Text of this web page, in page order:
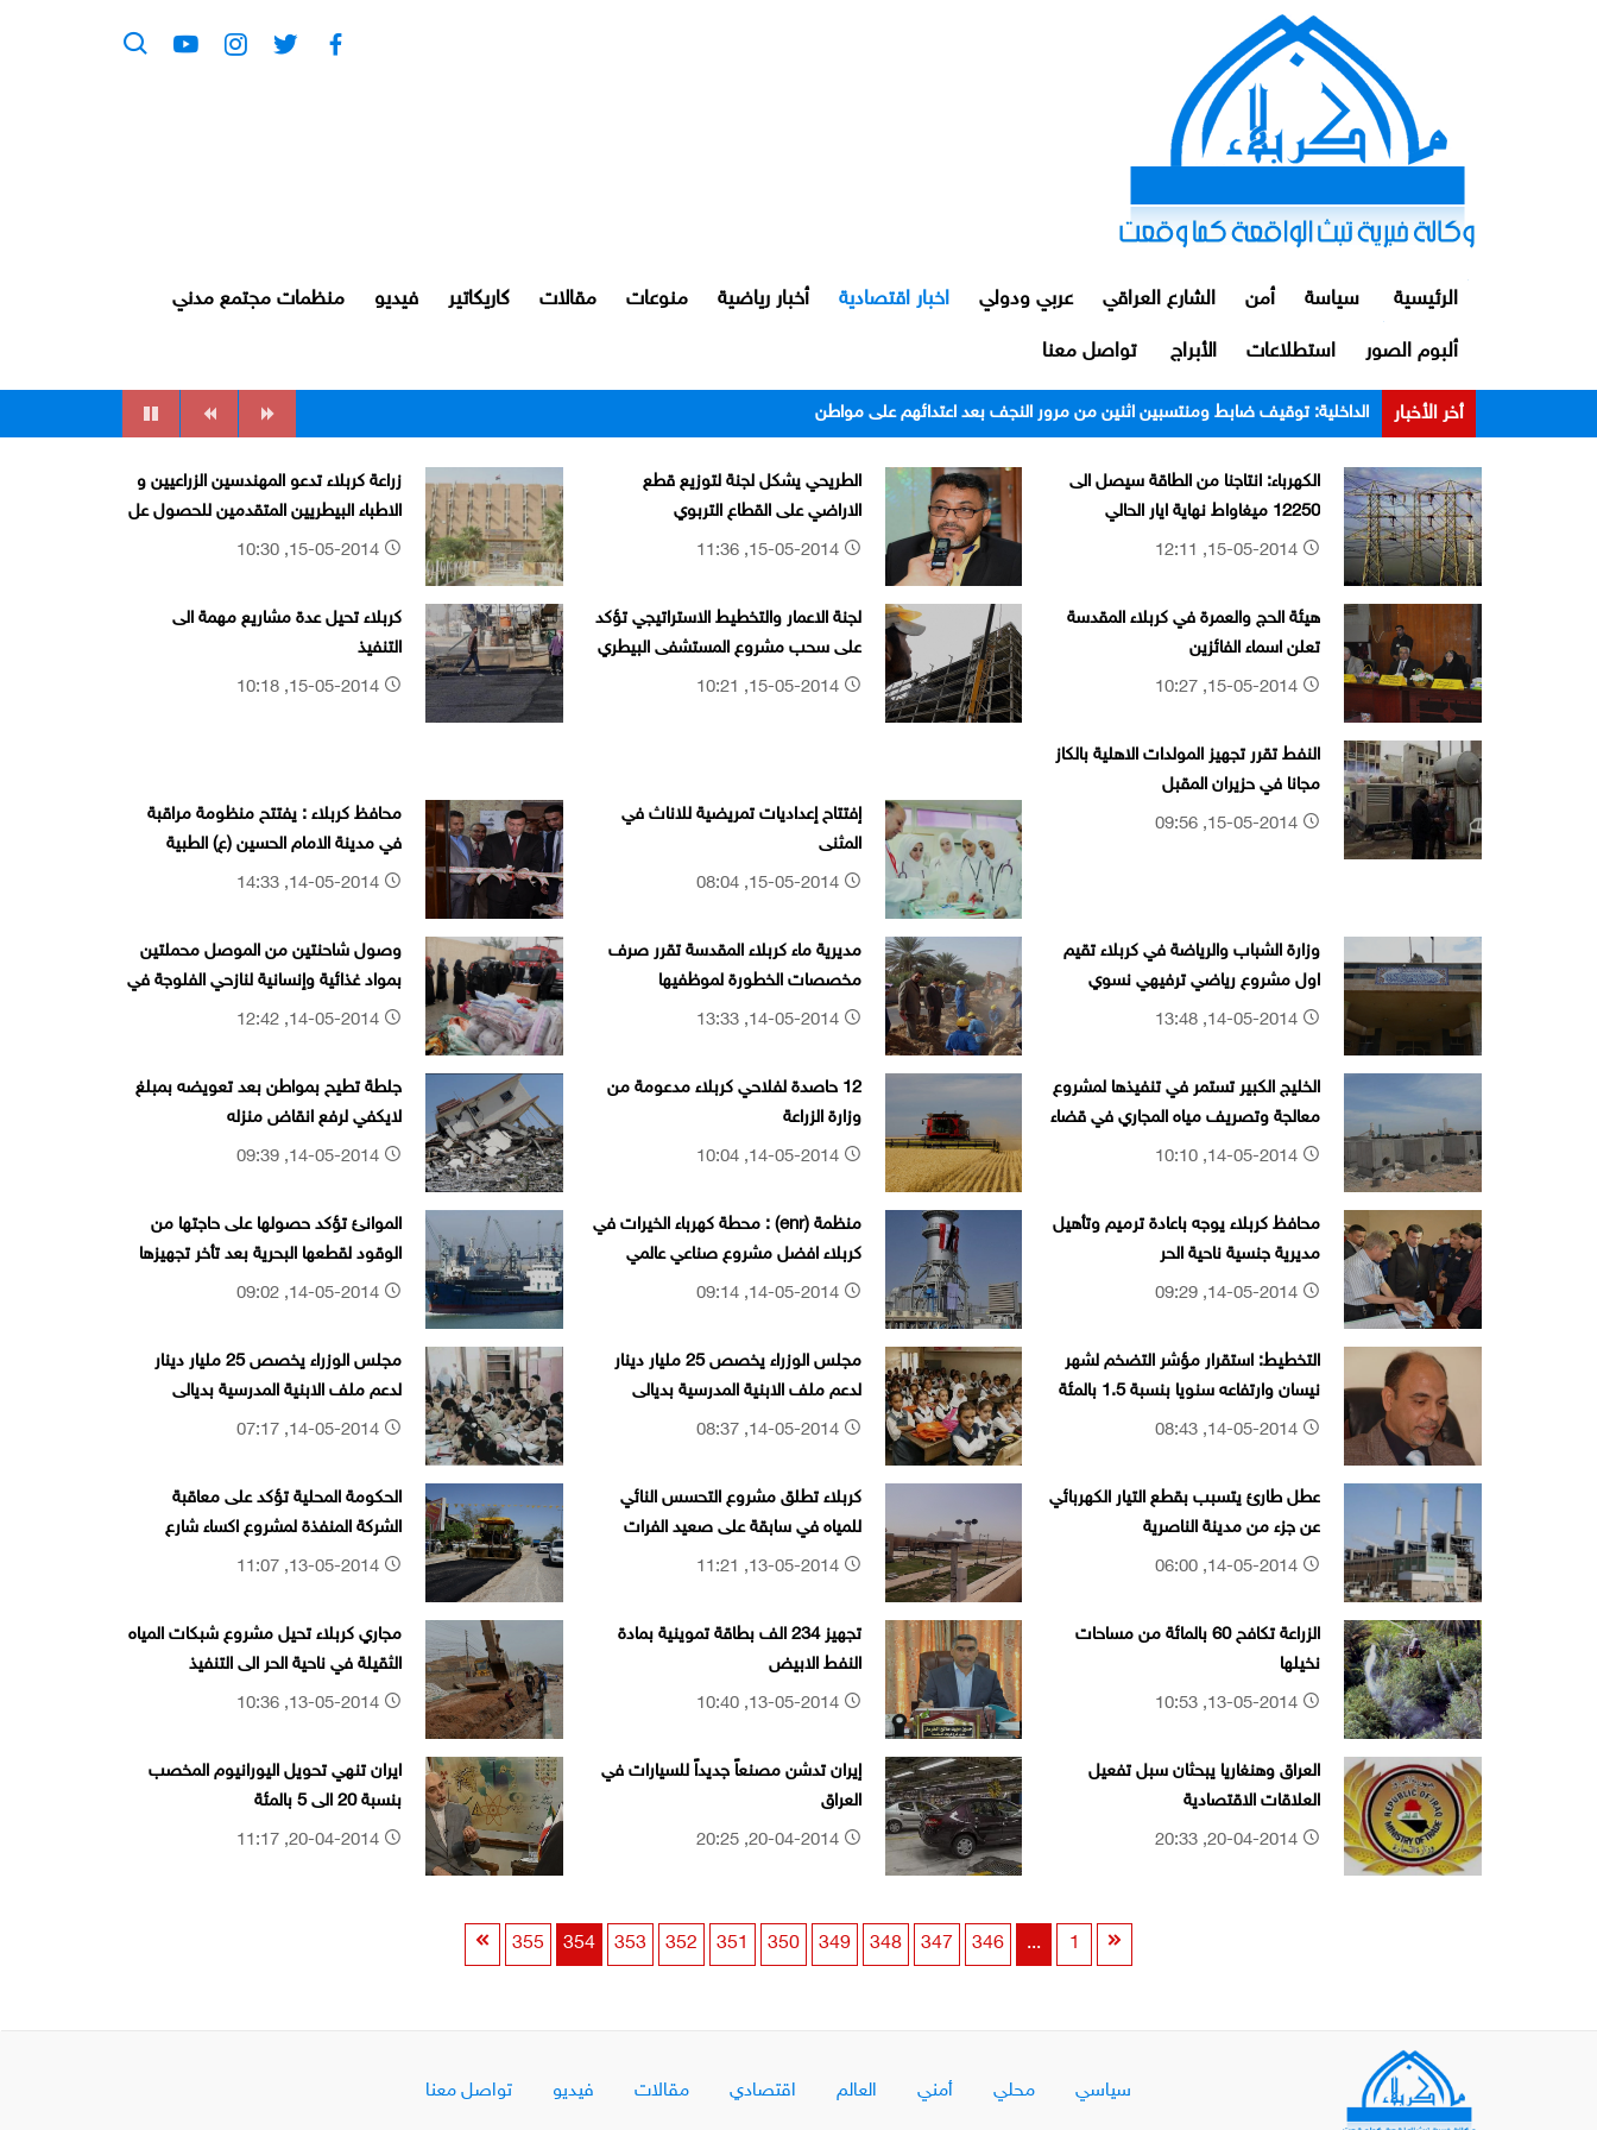
الرئيسية سياسة أمن الشارع العراقي عربي ودولي اخبار اقتصادية أخبار رياضية منوعات مقالات كاريكاتير فيديو منظمات مجتمع مدني
ألبوم الصور استطلاعات الأبراج تواصل معنا
أخر الأخبار الداخلية: توقيف ضابط ومنتسبين اثنين من مرور النجف بعد اعتدائهم على مواطن
الكهرباء: انتاجنا من الطاقة سيصل الى
12250 ميغاواط نهاية ايار الحالي
الطريحي يشكل لجنة لتوزيع قطع
الاراضي على القطاع التربوي
15-05-2014, 11:36
زراعة كربلاء تدعو المهندسين الزراعيين و
الاطباء البيطريين المتقدمين للحصول عل
هيئة الحج والعمرة في كربلاء المقدسة
تعلن اسماء الفائزين
لجنة الاعمار والتخطيط الاستراتيجي تؤكد
على سحب مشروع المستشفى البيطري
من الشر
15-05-2014, 10:21
كربلاء تحيل عدة مشاريع مهمة الى
التنفيذ
النفط تقرر تجهيز المولدات الاهلية بالكاز
مجانا في حزيران المقبل
إفتتاح إعداديات تمريضية للاناث في
المثنى
15-05-2014, 08:04
محافظ كربلاء : يفتتح منظومة مراقبة
في مدينة الامام الحسين (ع) الطبية
وزارة الشباب والرياضة في كربلاء تقيم
اول مشروع رياضي ترفيهي نسوي
مديرية ماء كربلاء المقدسة تقرر صرف
مخصصات الخطورة لموظفيها
14-05-2014, 13:33
وصول شاحنتين من الموصل محملتين
بمواد غذائية وإنسانية لنازحي الفلوجة في
هيت
الخليج الكبير تستمر في تنفيذها لمشروع
معالجة وتصريف مياه المجاري في قضاء
الهن
12 حاصدة لفلاحي كربلاء مدعومة من
وزارة الزراعة
14-05-2014, 10:04
جلطة تطيح بمواطن بعد تعويضه بمبلغ
لايكفي لرفع انقاض منزله
محافظ كربلاء يوجه باعادة ترميم وتأهيل
مديرية جنسية ناحية الحر
منظمة (enr) : محطة كهرباء الخيرات في
كربلاء افضل مشروع صناعي عالمي
14-05-2014, 09:14
الموانئ تؤكد حصولها على حاجتها من
الوقود لقطعها البحرية بعد تأخر تجهيزها
التخطيط: استقرار مؤشر التضخم لشهر
نيسان وارتفاعه سنويا بنسبة 1.5 بالمئة
مجلس الوزراء يخصص 25 مليار دينار
لدعم ملف الابنية المدرسية بديالى
14-05-2014, 08:37
مجلس الوزراء يخصص 25 مليار دينار
لدعم ملف الابنية المدرسية بديالى
عطل طارئ يتسبب بقطع التيار الكهربائي
عن جزء من مدينة الناصرية
كربلاء تطلق مشروع التحسس النائي
للمياه في سابقة على صعيد الفرات
الاوسط
13-05-2014, 11:21
الحكومة المحلية تؤكد على معاقبة
الشركة المنفذة لمشروع اكساء شارع
السناتر
الزراعة تكافح 60 بالمائة من مساحات
نخيلها
تجهيز 234 الف بطاقة تموينية بمادة
النفط الابيض
13-05-2014, 10:40
مجاري كربلاء تحيل مشروع شبكات المياه
الثقيلة في ناحية الحر الى التنفيذ
العراق وهنغاريا يبحثان سبل تفعيل
العلاقات الاقتصادية
إيران تدشن مصنعاً جديداً للسيارات في
العراق
20-04-2014, 20:25
ايران تنهي تحويل اليورانيوم المخصب
بنسبة 20 الى 5 بالمئة
1
...
346
347
348
349
350
351
352
353
354
355
سياسي محلي أمني العالم اقتصادي مقالات فيديو تواصل معنا